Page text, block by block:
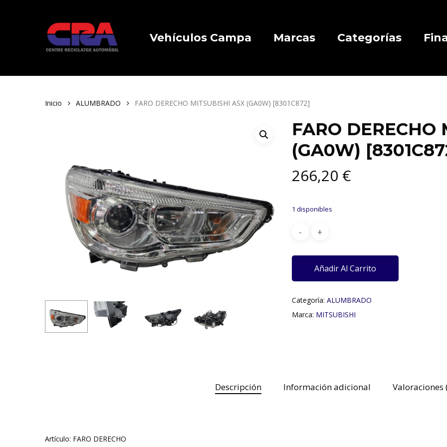
Vehículos Campa Marcas Categorías
Inicio ALUMBRADO FARO DERECHO MITSUBISHI ASX (GA0W) [8301C872]
FARO DERECHO
(GA0W)
266,20 €
1 disponibles
Añadir Al Carrito
Categoría: ALUMBRADO
Marca: MITSUBISHI
Descripción Información adicional Valoraciones
Artículo: FARO DERECHO